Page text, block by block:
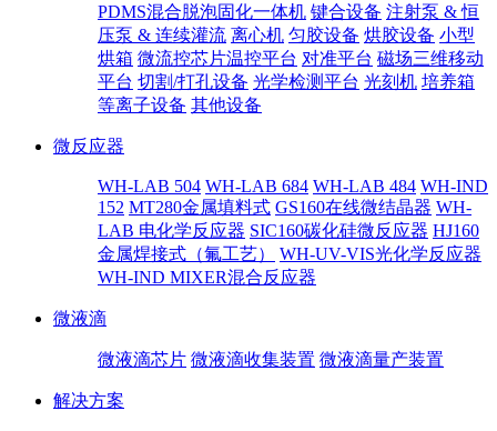
PDMS混合脱泡固化一体机 键合设备 注射泵 & 恒
压泵 & 连续灌流 离心机 匀胶设备 烘胶设备 小型
烘箱 微流控芯片温控平台 对准平台 磁场三维移动
平台 切割/打孔设备 光学检测平台 光刻机 培养箱
等离子设备 其他设备
微反应器
WH-LAB 504 WH-LAB 684 WH-LAB 484 WH-IND
152 MT280金属填料式 GS160在线微结晶器 WH-
LAB 电化学反应器 SIC160碳化硅微反应器 HJ160
金属焊接式（氟工艺）
WH-UV-VIS光化学反应器
WH-IND MIXER混合反应器
微液滴
微液滴芯片 微液滴收集装置 微液滴量产装置
解决方案